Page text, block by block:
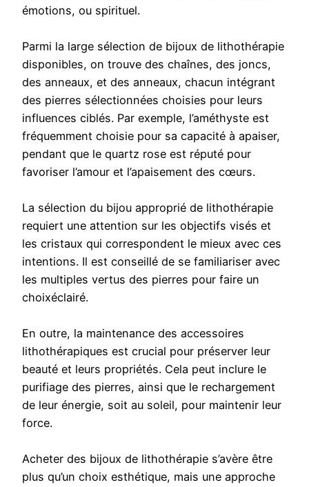
émotions, ou spirituel.
Parmi la large sélection de bijoux de lithothérapie
disponibles, on trouve des chaînes, des joncs,
des anneaux, et des anneaux, chacun intégrant
des pierres sélectionnées choisies pour leurs
influences ciblés. Par exemple, l’améthyste est
fréquemment choisie pour sa capacité à apaiser,
pendant que le quartz rose est réputé pour
favoriser l’amour et l’apaisement des cœurs.
La sélection du bijou approprié de lithothérapie
requiert une attention sur les objectifs visés et
les cristaux qui correspondent le mieux avec ces
intentions. Il est conseillé de se familiariser avec
les multiples vertus des pierres pour faire un
choixéclairé.
En outre, la maintenance des accessoires
lithothérapiques est crucial pour préserver leur
beauté et leurs propriétés. Cela peut inclure le
purifiage des pierres, ainsi que le rechargement
de leur énergie, soit au soleil, pour maintenir leur
force.
Acheter des bijoux de lithothérapie s’avère être
plus qu’un choix esthétique, mais une approche